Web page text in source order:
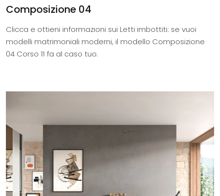
Composizione 04
Clicca e ottieni informazioni sui Letti imbottiti: se vuoi
modelli matrimoniali moderni, il modello Composizione
04 Corso 11 fa al caso tuo.